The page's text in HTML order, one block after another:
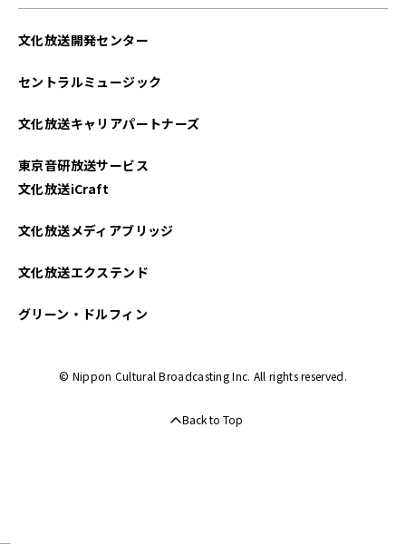
文化放送開発センター
セントラルミュージック
文化放送キャリアパートナーズ
東京音研放送サービス
文化放送iCraft
文化放送メディアブリッジ
文化放送エクステンド
グリーン・ドルフィン
© Nippon Cultural Broadcasting Inc. All rights reserved.
Back to Top